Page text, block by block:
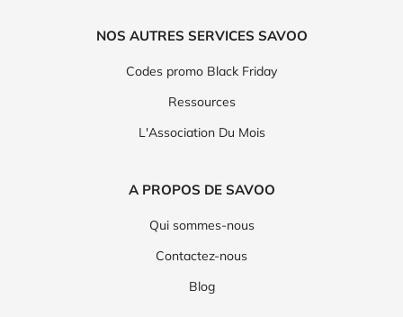
NOS AUTRES SERVICES SAVOO
Codes promo Black Friday
Ressources
L'Association Du Mois
A PROPOS DE SAVOO
Qui sommes-nous
Contactez-nous
Blog